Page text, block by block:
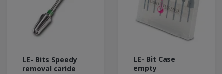
LE- Bits Speedy
removal caride
LE- Bit Case
empty